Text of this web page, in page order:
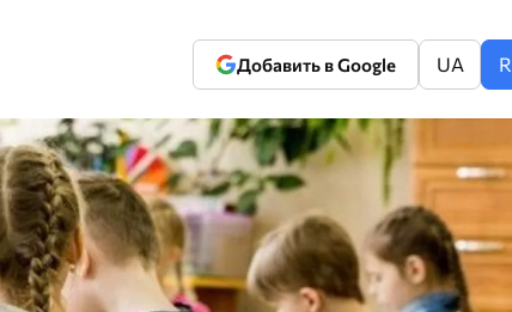
Добавить в Google UA